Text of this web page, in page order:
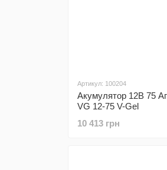
Артикул: 100204
Акумулятор 12В 75
VG 12-75 V-Gel
10 413 грн